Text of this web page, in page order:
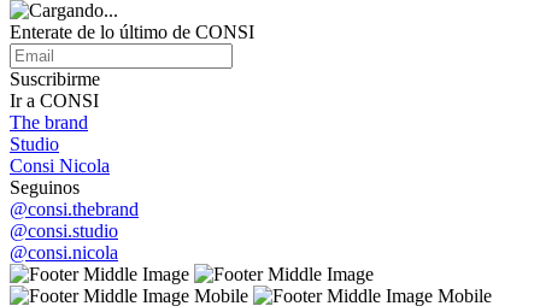
Enterate de lo último de CONSI
Suscribirme
Ir a CONSI
The brand
Studio
Consi Nicola
Seguinos
@consi.thebrand
@consi.studio
@consi.nicola